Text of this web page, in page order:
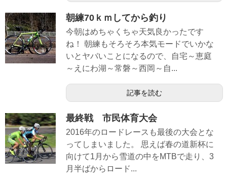
朝練70ｋｍしてから釣り
今朝はめちゃくちゃ天気良かったです
ね！ 朝練もそろそろ本気モードでいかな
いとヤバいことになるので、自宅～恵庭
～えにわ湖～常磐～西岡～自...
記事を読む
最終戦 市民体育大会
2016年のロードレースも最後の大会とな
ってしまいました。 思えば春の道新杯に
向けて1月から雪道の中をMTBで走り、3
月半ばからロード...